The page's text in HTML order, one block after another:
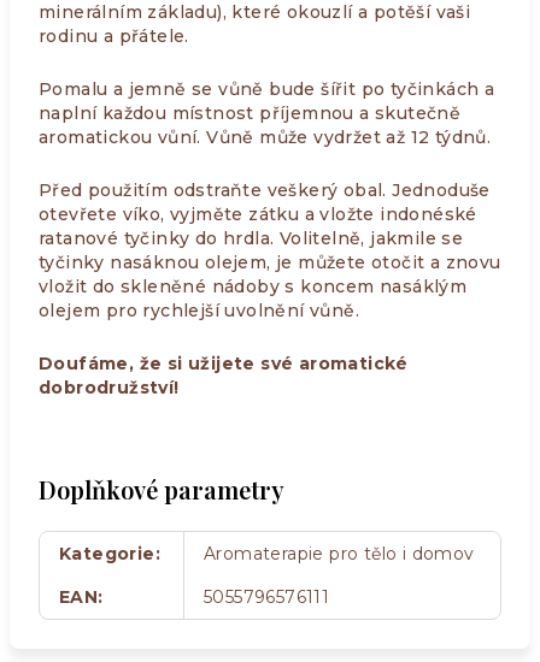
minerálním základu), které okouzlí a potěší vaši
rodinu a přátele.
Pomalu a jemně se vůně bude šířit po tyčinkách a
naplní každou místnost příjemnou a skutečně
aromatickou vůní. Vůně může vydržet až 12 týdnů.
Před použitím odstraňte veškerý obal. Jednoduše
otevřete víko, vyjměte zátku a vložte indonéské
ratanové tyčinky do hrdla. Volitelně, jakmile se
tyčinky nasáknou olejem, je můžete otočit a znovu
vložit do skleněné nádoby s koncem nasáklým
olejem pro rychlejší uvolnění vůně.
Doufáme, že si užijete své aromatické
dobrodružství!
Doplňkové parametry
Kategorie:
Aromaterapie pro tělo i domov
EAN: 5055796576111